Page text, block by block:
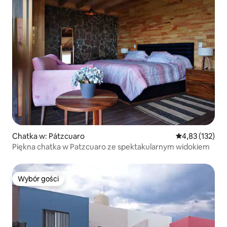
Chatka w: Pátzcuaro Średnia
4,83 (132)
Piękna chatka w Patzcuaro ze spektakularnym widokiem
Wybór gości
Wybór gości